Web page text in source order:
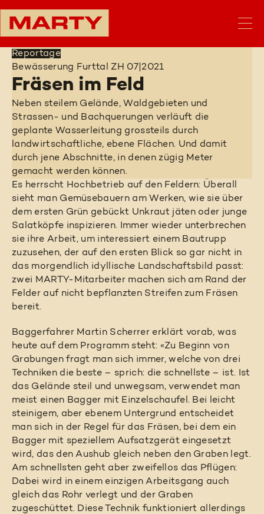
Reportage
Bewässerung Furttal ZH 07|2021
Fräsen im Feld
Neben steilem Gelände, Waldgebieten und
Strassen- und Bachquerungen verläuft die
geplante Wasserleitung grossteils durch
landwirtschaftliche, ebene Flächen. Und damit
durch jene Abschnitte, in denen zügig Meter
gemacht werden können.
Es herrscht Hochbetrieb auf den Feldern: Überall
sieht man Gemüsebauern am Werken, wie sie über
dem ersten Grün gebückt Unkraut jäten oder junge
Salatköpfe inspizieren. Immer wieder unterbrechen
sie ihre Arbeit, um interessiert einem Bautrupp
zuzusehen, der auf den ersten Blick so gar nicht in
das morgendlich idyllische Landschaftsbild passt:
zwei MARTY-Mitarbeiter machen sich am Rand der
Felder auf nicht bepflanzten Streifen zum Fräsen
bereit.
Baggerfahrer Martin Scherrer erklärt vorab, was
heute auf dem Programm steht: «Zu Beginn von
Grabungen fragt man sich immer, welche von drei
Techniken die beste – sprich: die schnellste – ist. Ist
das Gelände steil und unwegsam, verwendet man
meist einen Bagger mit Einzelschaufel. Bei leicht
steinigem, aber ebenem Untergrund entscheidet
man sich in der Regel für das Fräsen, bei dem ein
Bagger mit speziellem Aufsatzgerät eingesetzt
wird, das den Aushub gleich neben den Graben legt.
Am schnellsten geht aber zweifellos das Pflügen:
Dabei wird in einem einzigen Arbeitsgang auch
gleich das Rohr verlegt und der Graben
zugeschüttet. Diese Technik funktioniert allerdings